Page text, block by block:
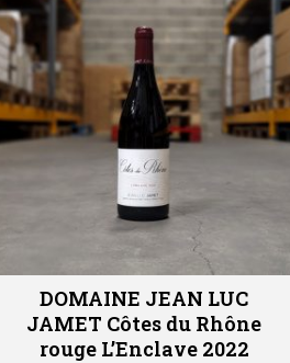
Ajouter au panier
DOMAINE JEAN LUC
JAMET Côtes du Rhône
rouge L’Enclave 2022